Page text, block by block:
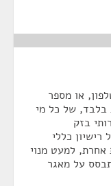
או מספר
בלבד, של כל מי
בזק
רישיון כללי
אחרת, למעט מנוי
הניתן בהתבסס על מאגר